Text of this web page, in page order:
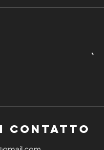
contatto